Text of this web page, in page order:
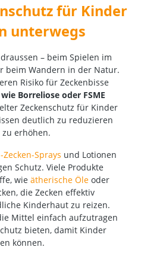
für Kinder
unterwegs
– beim Spielen im
beim Wandern in der Natur.
Risiko für Zeckenbisse
Borreliose oder FSME
Zeckenschutz für Kinder
deutlich zu reduzieren
erhöhen.
Zecken-Sprays und Lotionen
Schutz. Viele Produkte
wie ätherische Öle oder
die Zecken effektiv
Kinderhaut zu reizen.
Mittel einfach aufzutragen
bieten, damit Kinder
können.